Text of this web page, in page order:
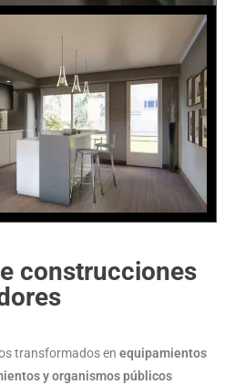
construcciones
transformados en equipamientos
y organismos públicos